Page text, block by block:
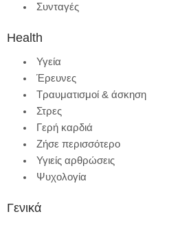
Συνταγές
Health
Υγεία
Έρευνες
Τραυματισμοί & άσκηση
Στρες
Γερή καρδιά
Ζήσε περισσότερο
Υγιείς αρθρώσεις
Ψυχολογία
Γενικά